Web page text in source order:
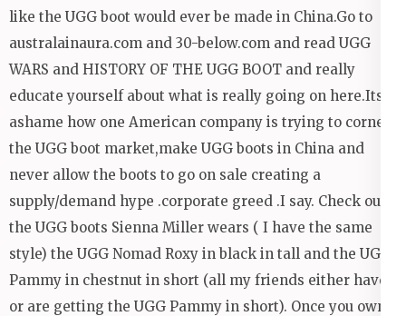
like the UGG boot would ever be made in China.Go to
australainaura.com and 30-below.com and read UGG
WARS and HISTORY OF THE UGG BOOT and really
educate yourself about what is really going on here.Its
ashame how one American company is trying to corner
the UGG boot market,make UGG boots in China and
never allow the boots to go on sale creating a
supply/demand hype .corporate greed .I say. Check out
the UGG boots Sienna Miller wears ( I have the same
style) the UGG Nomad Roxy in black in tall and the UGG
Pammy in chestnut in short (all my friends either have
or are getting the UGG Pammy in short). Once you own